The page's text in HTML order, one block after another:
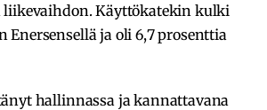
liikevaihdon. Käyttökatekin kulki
Enersensellä ja oli 6,7 prosenttia
hallinnassa ja kannattavana